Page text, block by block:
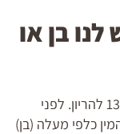
בן או
את מין העובר ניתן לגלות בערך סביב שבוע 13 להריון. לפני
המין כלפי מעלה (בן)